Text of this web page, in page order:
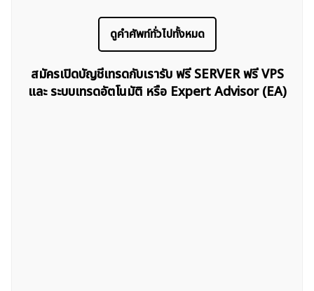
ดูคำศัพท์ทั่วไปทั้งหมด
สมัครเปิดบัญชีเทรดกับเรารับ ฟรี SERVER ฟรี VPS
และ ระบบเทรดอัตโนมัติ หรือ Expert Advisor (EA)